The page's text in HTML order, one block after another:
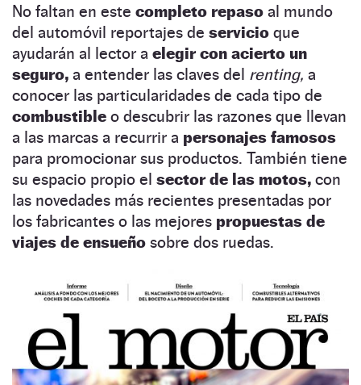
No faltan en este completo repaso al mundo
del automóvil reportajes de servicio que
ayudarán al lector a elegir con acierto un
seguro, a entender las claves del renting, a
conocer las particularidades de cada tipo de
combustible o descubrir las razones que llevan
a las marcas a recurrir a personajes famosos
para promocionar sus productos. También tiene
su espacio propio el sector de las motos, con
las novedades más recientes presentadas por
los fabricantes o las mejores propuestas de
viajes de ensueño sobre dos ruedas.